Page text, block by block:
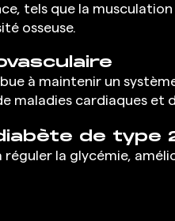
tels que la
osseuse.
à maintenir un
maladies cardiaques et
diabète de type
réguler la glycémie,